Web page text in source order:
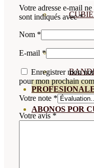
ABONOS POR
Votre adresse e-mail
sont indiqués avec*
Nom *
E-mail *
Enregistrer mon
pour mon prochain
Votre note *
Votre avis*